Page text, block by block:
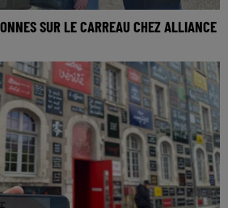
SUR LE CARREAU CHEZ ALLIANCE